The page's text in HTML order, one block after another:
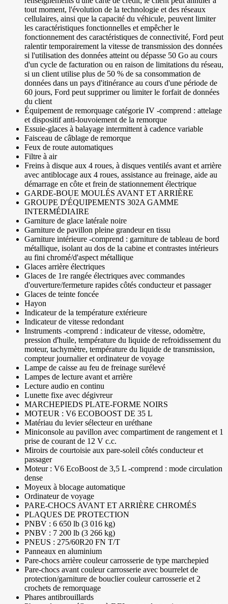
tout moment, l'évolution de la technologie et des réseaux
cellulaires, ainsi que la capacité du véhicule, peuvent limiter
les caractéristiques fonctionnelles et empêcher le
fonctionnement des caractéristiques de connectivité, Ford peut
ralentir temporairement la vitesse de transmission des données
si l'utilisation des données atteint ou dépasse 50 Go au cours
d'un cycle de facturation ou en raison de limitations du réseau,
si un client utilise plus de 50 % de sa consommation de
données dans un pays d'itinérance au cours d'une période de
60 jours, Ford peut supprimer ou limiter le forfait de données
du client
Équipement de remorquage catégorie IV -comprend : attelage
et dispositif anti-louvoiement de la remorque
Essuie-glaces à balayage intermittent à cadence variable
Faisceau de câblage de remorque
Feux de route automatiques
Filtre à air
Freins à disque aux 4 roues, à disques ventilés avant et arrière
avec antiblocage aux 4 roues, assistance au freinage, aide au
démarrage en côte et frein de stationnement électrique
GARDE-BOUE MOULÉS AVANT ET ARRIÈRE
GROUPE D'ÉQUIPEMENTS 302A GAMME
INTERMÉDIAIRE
Garniture de glace latérale noire
Garniture de pavillon pleine grandeur en tissu
Garniture intérieure -comprend : garniture de tableau de bord
métallique, isolant au dos de la cabine et contrastes intérieurs
au fini chromé/d'aspect métallique
Glaces arrière électriques
Glaces de 1re rangée électriques avec commandes
d'ouverture/fermeture rapides côtés conducteur et passager
Glaces de teinte foncée
Hayon
Indicateur de la température extérieure
Indicateur de vitesse redondant
Instruments -comprend : indicateur de vitesse, odomètre,
pression d'huile, température du liquide de refroidissement du
moteur, tachymètre, température du liquide de transmission,
compteur journalier et ordinateur de voyage
Lampe de caisse au feu de freinage surélevé
Lampes de lecture avant et arrière
Lecture audio en continu
Lunette fixe avec dégivreur
MARCHEPIEDS PLATE-FORME NOIRS
MOTEUR : V6 ECOBOOST DE 35 L
Matériau du levier sélecteur en uréthane
Miniconsole au pavillon avec compartiment de rangement et 1
prise de courant de 12 V c.c.
Miroirs de courtoisie aux pare-soleil côtés conducteur et
passager
Moteur : V6 EcoBoost de 3,5 L -comprend : mode circulation
dense
Moyeux à blocage automatique
Ordinateur de voyage
PARE-CHOCS AVANT ET ARRIÈRE CHROMÉS
PLAQUES DE PROTECTION
PNBV : 6 650 lb (3 016 kg)
PNBV : 7 200 lb (3 266 kg)
PNEUS : 275/60R20 FN T/T
Panneaux en aluminium
Pare-chocs arrière couleur carrosserie de type marchepied
Pare-chocs avant couleur carrosserie avec bourrelet de
protection/garniture de bouclier couleur carrosserie et 2
crochets de remorquage
Phares antibrouillards